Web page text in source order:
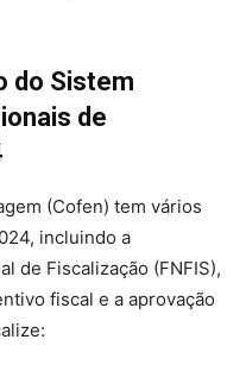
do Sistem
de
(Cofen) tem vários
incluindo a
de Fiscalização (FNFIS),
fiscal e a aprovação